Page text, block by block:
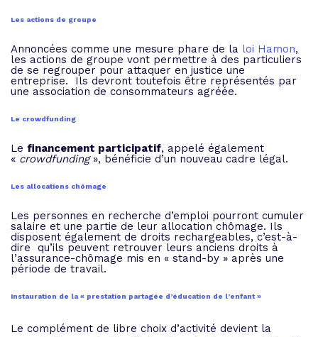
Les actions de groupe
Annoncées comme une mesure phare de la loi Hamon,
les actions de groupe vont permettre à des particuliers
de se regrouper pour attaquer en justice une
entreprise. Ils devront toutefois être représentés par
une association de consommateurs agréée.
Le crowdfunding
Le financement participatif, appelé également
« crowdfunding », bénéficie d’un nouveau cadre légal.
Les allocations chômage
Les personnes en recherche d’emploi pourront cumuler
salaire et une partie de leur allocation chômage. Ils
disposent également de droits rechargeables, c’est-à-
dire qu’ils peuvent retrouver leurs anciens droits à
l’assurance-chômage mis en « stand-by » après une
période de travail.
Instauration de la « prestation partagée d’éducation de l’enfant »
Le complément de libre choix d’activité devient la